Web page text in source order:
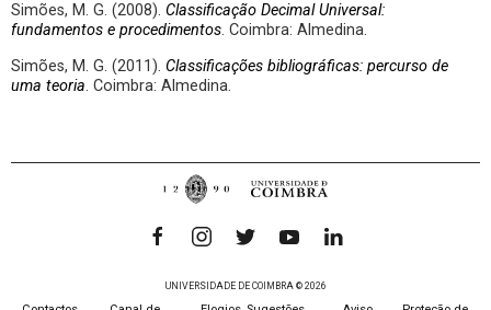
Simões, M. G. (2008). Classificação Decimal Universal:
fundamentos e procedimentos. Coimbra: Almedina.
Simões, M. G. (2011). Classificações bibliográficas: percurso de
uma teoria. Coimbra: Almedina.
UNIVERSIDADE DE COIMBRA © 2026